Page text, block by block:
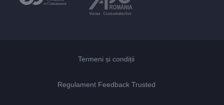
Termeni și condiții
Regulament Feedback Trusted